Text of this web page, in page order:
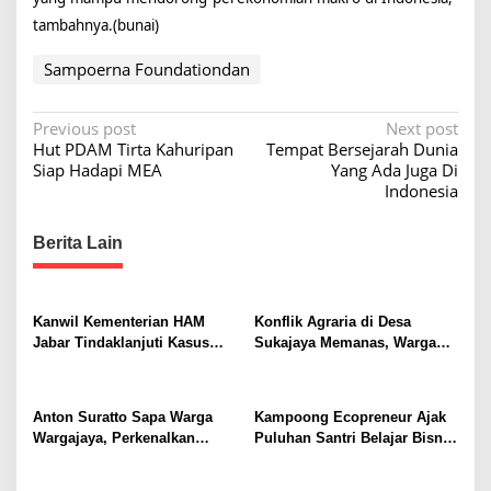
tambahnya.(bunai)
Sampoerna Foundationdan
P
o
n
v
i
a
t
Previous post
Hut PDAM Tirta Kahuripan
Siap Hadapi MEA
Next post
Tempat Bersejarah Dunia
Yang Ada Juga Di
Indonesia
Berita Lain
Kanwil Kementerian HAM
Jabar Tindaklanjuti Kasus
Konflik Agraria di Desa
Sukajaya Memanas, Warga
Anton Suratto Sapa Warga
Wargajaya, Perkenalkan
Kampoong Ecopreneur Ajak
Puluhan Santri Belajar Bisnis